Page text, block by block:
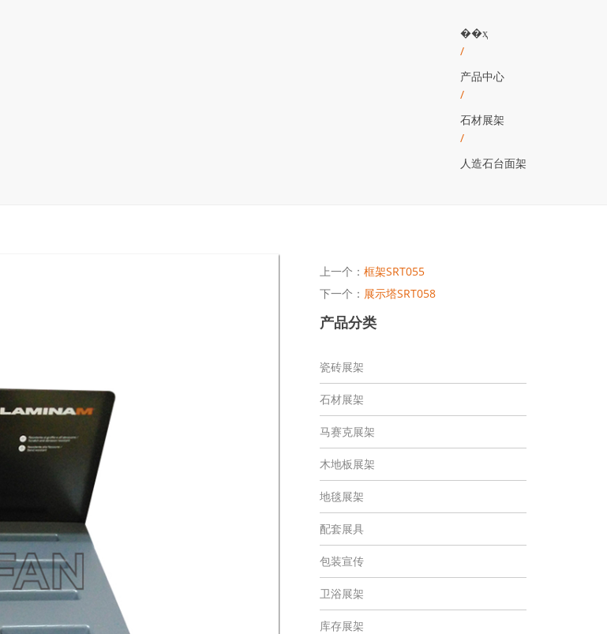
��ҳ
/
产品中心
/
石材展架
/
人造石台面架
上一个： 框架SRT055
下一个： 展示塔SRT058
产品分类
瓷砖展架
石材展架
马赛克展架
木地板展架
地毯展架
配套展具
包装宣传
卫浴展架
库存展架